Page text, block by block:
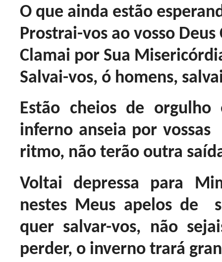
O que ainda estão
Prostrai-vos ao vosso
Clamai por Sua
Salvai-vos, ó homens,
Estão cheios de
inferno anseia por
ritmo, não terão outra
Voltai depressa para
nestes Meus apelos de
quer salvar-vos, não
perder, o inverno trará